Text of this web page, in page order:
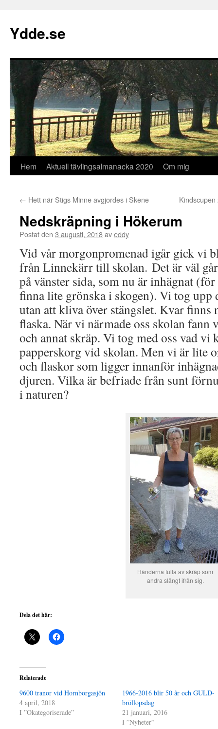
innehåll
Ydde.se
Hem Aktuell tävlingsalmanacka 2020 Om mig
← Hett när Stigs Minne avgjordes i Skene
Nedskräpning i Hökerum
Postat den 3 augusti, 2018aveddy
Vid vår morgonpromenad igår gick vi
från Linnekärr till skolan. Det är väl
på vänster sida, som nu är inhägnat
finna lite grönska i skogen). Vi tog upp
utan att kliva över stängslet. Kvar
flaska. När vi närmade oss skolan
och annat skräp. Vi tog med oss vad vi
papperskorg vid skolan. Men vi är lite
och flaskor som ligger innanför
djuren. Vilka är befriade från sunt
i naturen?
Händerna fulla av skräp som
andra slängt ifrån sig.
Dela det här:
Relaterade
9600 tranor vid Hornborgasjön
4 april, 2018
I ”Okategoriserade”
1966-2016 blir 50 år och GULD-
bröllopsdag
21 januari, 2016
I ”Nyheter”